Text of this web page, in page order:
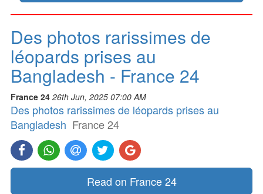
Des photos rarissimes de
léopards prises au
Bangladesh - France 24
France 24 26th Jun, 2025 07:00 AM
Des photos rarissimes de léopards prises au
Bangladesh France 24
Read on France 24